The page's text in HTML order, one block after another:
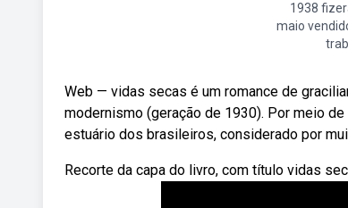
1938
maio
Web — vidas secas é um romance de
modernismo (geração de 1930). Por meio
estuário dos brasileiros, considerado por
Recorte da capa do livro, com título vidas